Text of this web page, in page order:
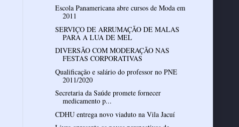
Escola Panamericana abre cursos de Moda em
2011
SERVIÇO DE ARRUMAÇÃO DE MALAS
PARA A LUA DE MEL‏
DIVERSÃO COM MODERAÇÃO NAS
Qualificação e salário do professor no PNE
2011/2020
Secretaria da Saúde promete fornecer
medicamento p...
CDHU entrega novo viaduto na Vila Jacuí